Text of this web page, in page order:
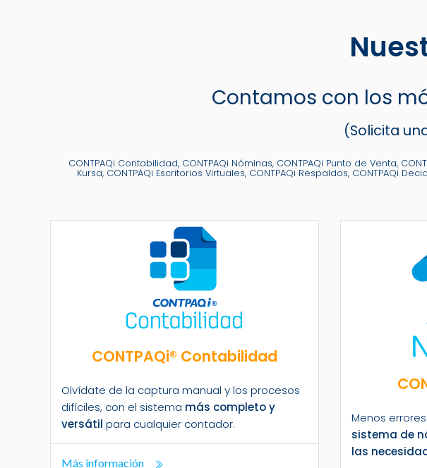
Contamos con los
(Solicita
CONTPAQi Contabilidad, CONTPAQi Nóminas, CONTPAQi Punto de Venta,
Kursa, CONTPAQi Escritorios Virtuales, CONTPAQi Respaldos, CONTPAQi
CONTPAQi® Contabilidad
Olvídate de la captura manual y los procesos
difíciles, con el sistema más completo y
versátilpara cualquier contador.
Más información
Menos
sistema de
las